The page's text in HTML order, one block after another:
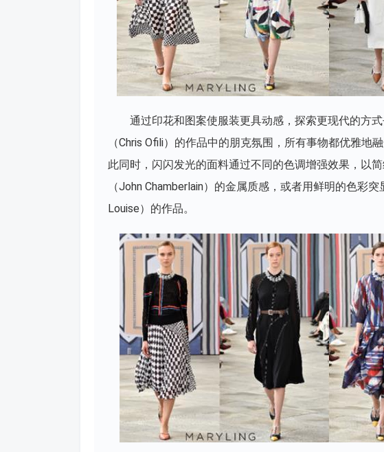
通过印花和图案使服装更具动感，探索更现代的方
（Chris Ofili）的作品中的朋克氛围，所有事物都优雅地
此同时，闪闪发光的面料通过不同的色调增强效果，以
（John Chamberlain）的金属质感，或者用鲜明的色彩
Louise）的作品。